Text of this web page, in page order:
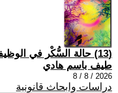
(13) حالة السُّكْر في الوظيفة العامة
طيف باسم هادي
2026 / 8 / 8
دراسات وابحاث قانونية